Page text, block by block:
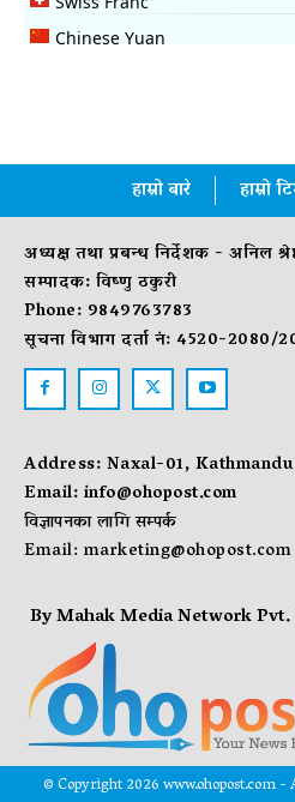
हाम्रो बारे हाम्रो
अध्यक्ष तथा प्रबन्ध निर्देशक - अनिल
सम्पादक: विष्णु ठकुरी
Phone: 9849763783
सूचना विभाग दर्ता नं: 4520-2080/
Address: Naxal-01, Kathmandu
Email:info@ohopost.com
विज्ञापनका लागि सम्पर्क
Email:marketing@ohopost.com
By Mahak Media Network
© Copyright 2026 www.ohopost.com